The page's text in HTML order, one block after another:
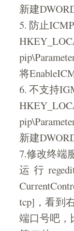
新建
5. 防止
将
6. 不支持
新建
7.修改终端
运行
tcp]，看到
端口号吧，